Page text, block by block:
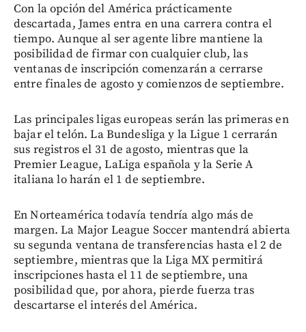
Con la opción del América prácticamente
descartada, James entra en una carrera contra el
tiempo. Aunque al ser agente libre mantiene la
posibilidad de firmar con cualquier club, las
ventanas de inscripción comenzarán a cerrarse
entre finales de agosto y comienzos de septiembre.
Las principales ligas europeas serán las primeras en
bajar el telón. La Bundesliga y la Ligue 1 cerrarán
sus registros el 31 de agosto, mientras que la
Premier League, LaLiga española y la Serie A
italiana lo harán el 1 de septiembre.
En Norteamérica todavía tendría algo más de
margen. La Major League Soccer mantendrá abierta
su segunda ventana de transferencias hasta el 2 de
septiembre, mientras que la Liga MX permitirá
inscripciones hasta el 11 de septiembre, una
posibilidad que, por ahora, pierde fuerza tras
descartarse el interés del América.